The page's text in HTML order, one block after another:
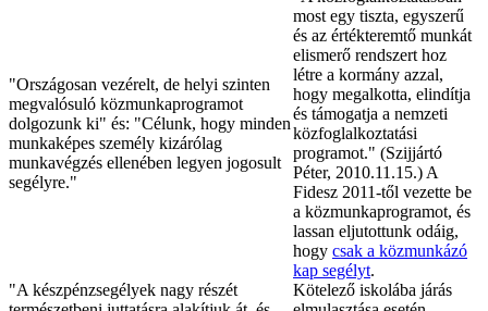
"Országosan vezérelt, de helyi szinten
megvalósuló közmunkaprogramot
dolgozunk ki" és: "Célunk, hogy minden
munkaképes személy kizárólag
munkavégzés ellenében legyen jogosult
segélyre."
most egy tiszta, egyszerű
és az értékteremtő munkát
elismerő rendszert hoz
létre a kormány azzal,
hogy megalkotta, elindítja
és támogatja a nemzeti
közfoglalkoztatási
programot." (Szijjártó
Péter, 2010.11.15.) A
Fidesz 2011-től vezette be
a közmunkaprogramot, és
lassan eljutottunk odáig,
hogy csak a közmunkázó
kap segélyt.
"A készpénzsegélyek nagy részét
Kötelező iskolába járás